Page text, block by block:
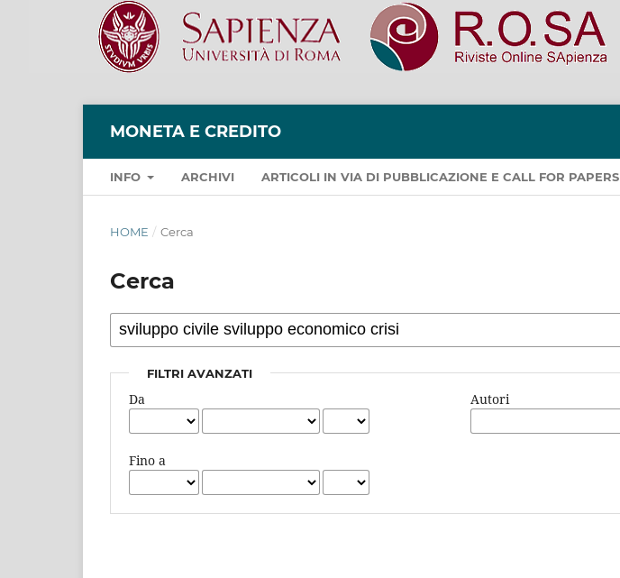
MONETA E CREDITO
INFO ARCHIVI ARTICOLI IN VIA DI PUBBLICAZIONE E CALL FOR PAPERS
HOME / Cerca
Cerca
FILTRI AVANZATI
Da
Fino a
Autori